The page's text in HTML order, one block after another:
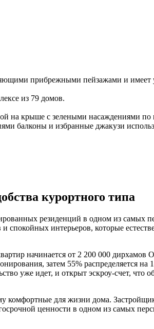
прибрежными пейзажами и
из 79 домов.
на крыше с зелеными насаждениями по
балконы и избранные джакузи
курортного типа
резиденций в одном из самых
спокойных интерьеров, которые
начинается от 2 200 000
затем 55% распределяется на
уже идет, и открыт эскроу-счет, что
комфортные для жизни дома.
ценности в одном из самых